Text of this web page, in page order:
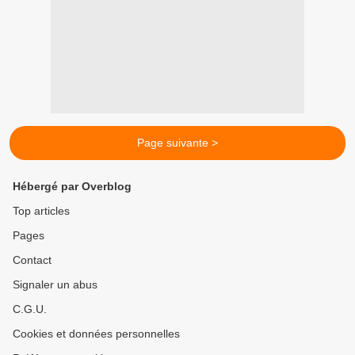
Page suivante >
Hébergé par Overblog
Top articles
Pages
Contact
Signaler un abus
C.G.U.
Cookies et données personnelles